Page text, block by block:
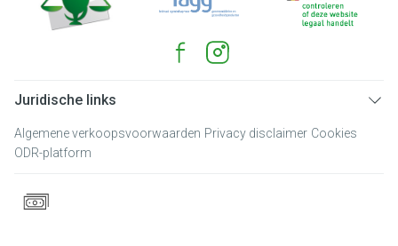
Juridische links
Algemene verkoopsvoorwaarden Privacy disclaimer Cookies
ODR-platform